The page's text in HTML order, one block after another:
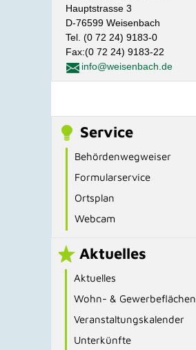
Hauptstrasse 3
D-76599 Weisenbach
Tel. (0 72 24) 9183-0
Fax:(0 72 24) 9183-22
info@weisenbach.de
Service
Behördenwegweiser
Formularservice
Ortsplan
Webcam
Aktuelles
Aktuelles
Wohn- & Gewerbeflächen
Veranstaltungskalender
Unterkünfte